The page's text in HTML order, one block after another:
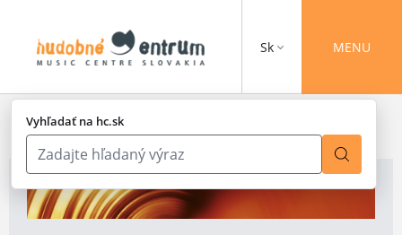
Vyhľadať na hc.sk
Sk MENU